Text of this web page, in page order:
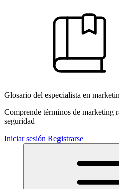
Glosario del especialista en
Comprende términos de marketing
seguridad
Iniciar sesión Registrarse